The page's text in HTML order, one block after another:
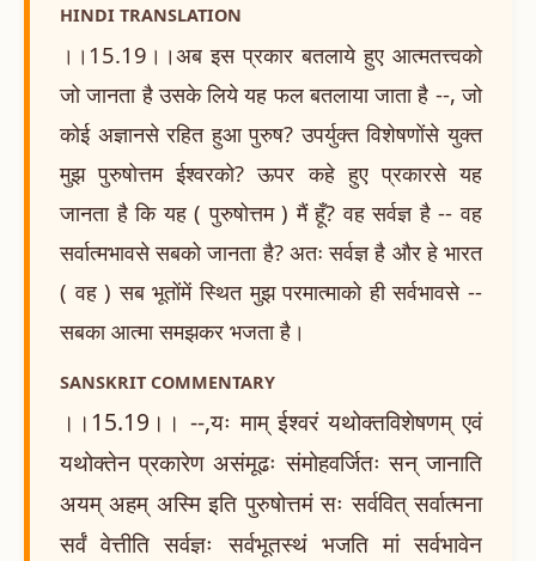
HINDI TRANSLATION
।।15.19।।अब इस प्रकार बतलाये हुए आत्मतत्त्वको
जो जानता है उसके लिये यह फल बतलाया जाता है --, जो
कोई अज्ञानसे रहित हुआ पुरुष? उपर्युक्त विशेषणोंसे युक्त
मुझ पुरुषोत्तम ईश्वरको? ऊपर कहे हुए प्रकारसे यह
जानता है कि यह ( पुरुषोत्तम ) मैं हूँ? वह सर्वज्ञ है -- वह
सर्वात्मभावसे सबको जानता है? अतः सर्वज्ञ है और हे भारत
( वह ) सब भूतोंमें स्थित मुझ परमात्माको ही सर्वभावसे --
सबका आत्मा समझकर भजता है।
SANSKRIT COMMENTARY
।।15.19।। --,यः माम् ईश्वरं यथोक्तविशेषणम् एवं
यथोक्तेन प्रकारेण असंमूढः संमोहवर्जितः सन् जानाति
अयम् अहम् अस्मि इति पुरुषोत्तमं सः सर्ववित् सर्वात्मना
सर्वं वेत्तीति सर्वज्ञः सर्वभूतस्थं भजति मां सर्वभावेन